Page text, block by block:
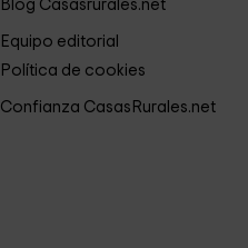
Blog Casasrurales.net
Equipo editorial
Política de cookies
Confianza CasasRurales.net